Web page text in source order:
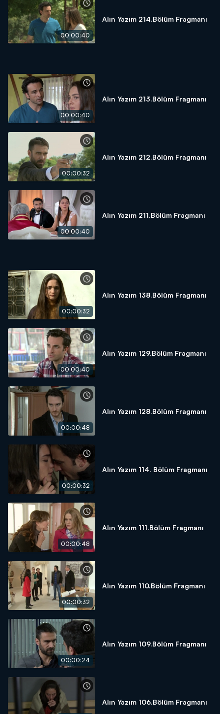
00:00:40
Alın Yazım 214.Bölüm Fragmanı
00:00:40
Alın Yazım 213.Bölüm Fragmanı
00:00:32
Alın Yazım 212.Bölüm Fragmanı
00:00:40
Alın Yazım 211.Bölüm Fragmanı
00:00:32
Alın Yazım 138.Bölüm Fragmanı
00:00:40
Alın Yazım 129.Bölüm Fragmanı
00:00:48
Alın Yazım 128.Bölüm Fragmanı
00:00:32
Alın Yazım 114. Bölüm Fragmanı
00:00:48
Alın Yazım 111.Bölüm Fragmanı
00:00:32
Alın Yazım 110.Bölüm Fragmanı
00:00:24
Alın Yazım 109.Bölüm Fragmanı
Alın Yazım 106.Bölüm Fragmanı